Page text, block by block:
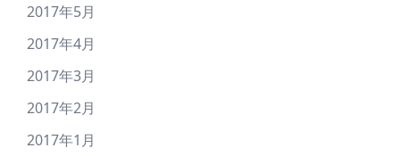
2017年5月
2017年4月
2017年3月
2017年2月
2017年1月